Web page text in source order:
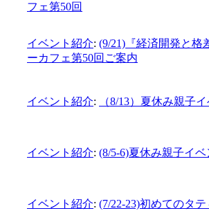
フェ第50回
イベント紹介: (9/21)『経済開発と格
ーカフェ第50回ご案内
イベント紹介: （8/13）夏休み親子
イベント紹介: (8/5-6)夏休み親子イ
イベント紹介: (7/22-23)初めてのタ